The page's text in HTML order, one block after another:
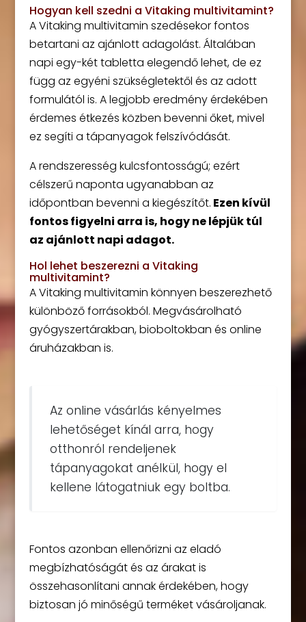
Hogyan kell szedni a Vitaking multivitamint?
A Vitaking multivitamin szedésekor fontos
betartani az ajánlott adagolást. Általában
napi egy-két tabletta elegendő lehet, de ez
függ az egyéni szükségletektől és az adott
formulától is. A legjobb eredmény érdekében
érdemes étkezés közben bevenni őket, mivel
ez segíti a tápanyagok felszívódását.
A rendszeresség kulcsfontosságú; ezért
célszerű naponta ugyanabban az
időpontban bevenni a kiegészítőt. Ezen kívül
fontos figyelni arra is, hogy ne lépjük túl
az ajánlott napi adagot.
Hol lehet beszerezni a Vitaking
multivitamint?
A Vitaking multivitamin könnyen beszerezhető
különböző forrásokból. Megvásárolható
gyógyszertárakban, bioboltokban és online
áruházakban is.
Az online vásárlás kényelmes
lehetőséget kínál arra, hogy
otthonról rendeljenek
tápanyagokat anélkül, hogy el
kellene látogatniuk egy boltba.
Fontos azonban ellenőrizni az eladó
megbízhatóságát és az árakat is
összehasonlítani annak érdekében, hogy
biztosan jó minőségű terméket vásároljanak.